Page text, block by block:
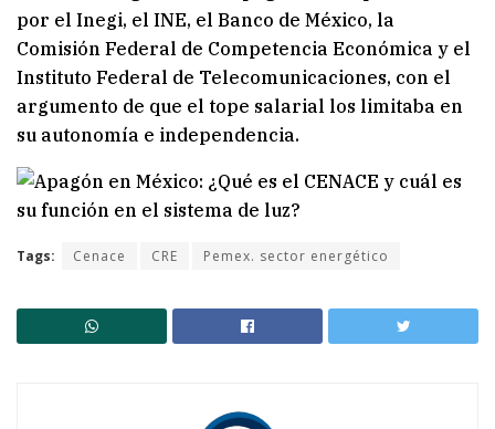
por el Inegi, el INE, el Banco de México, la
Comisión Federal de Competencia Económica y el
Instituto Federal de Telecomunicaciones, con el
argumento de que el tope salarial los limitaba en
su autonomía e independencia.
Tags: Cenace CRE Pemex. sector energético